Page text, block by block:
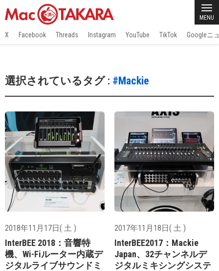
MENU
X Facebook Threads Instagram YouTube TikTok Googleニ
選択されているタグ : #Mackie
2018年11月17日( 土 )
InterBEE 2018：音響特
機、Wi-Fiルーター内蔵デ
ジタルライブサウンドミ
2017年11月18日( 土 )
InterBEE2017：Mackie
Japan、32チャンネルデ
ジタルミキシングシステ